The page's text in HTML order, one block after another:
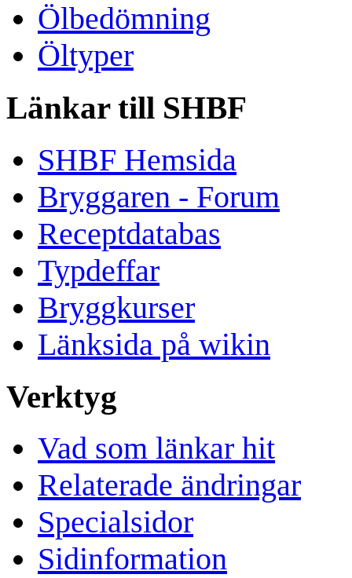
Ölbedömning
Öltyper
Länkar till SHBF
SHBF Hemsida
Bryggaren - Forum
Receptdatabas
Typdeffar
Bryggkurser
Länksida på wikin
Verktyg
Vad som länkar hit
Relaterade ändringar
Specialsidor
Sidinformation